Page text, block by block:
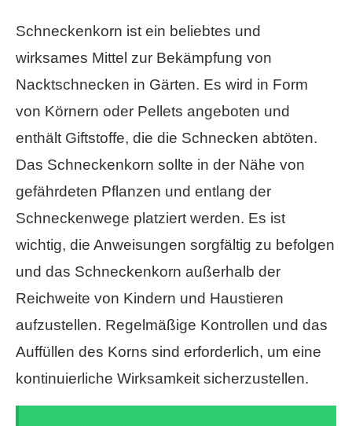
Schneckenkorn ist ein beliebtes und
wirksames Mittel zur Bekämpfung von
Nacktschnecken in Gärten. Es wird in Form
von Körnern oder Pellets angeboten und
enthält Giftstoffe, die die Schnecken abtöten.
Das Schneckenkorn sollte in der Nähe von
gefährdeten Pflanzen und entlang der
Schneckenwege platziert werden. Es ist
wichtig, die Anweisungen sorgfältig zu befolgen
und das Schneckenkorn außerhalb der
Reichweite von Kindern und Haustieren
aufzustellen. Regelmäßige Kontrollen und das
Auffüllen des Korns sind erforderlich, um eine
kontinuierliche Wirksamkeit sicherzustellen.